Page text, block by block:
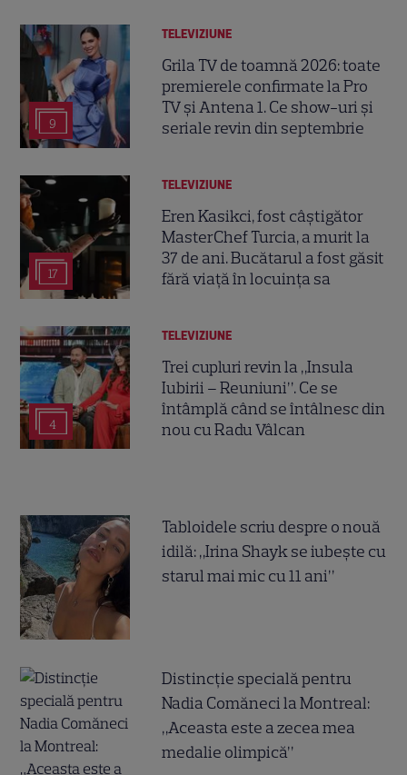
9
TELEVIZIUNE
Grila TV de toamnă 2026: toate
premierele confirmate la Pro
TV și Antena 1. Ce show-uri și
seriale revin din septembrie
17
TELEVIZIUNE
Eren Kasikci, fost câștigător
MasterChef Turcia, a murit la
37 de ani. Bucătarul a fost găsit
fără viață în locuința sa
4
TELEVIZIUNE
Trei cupluri revin la „Insula
Iubirii – Reuniuni”. Ce se
întâmplă când se întâlnesc din
nou cu Radu Vâlcan
Tabloidele scriu despre o nouă
idilă: „Irina Shayk se iubește cu
starul mai mic cu 11 ani”
Distincție specială pentru
Nadia Comăneci la Montreal:
„Aceasta este a zecea mea
medalie olimpică”